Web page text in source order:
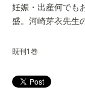
妊娠・出産何でも
盛。河崎芽衣先生
既刊1巻